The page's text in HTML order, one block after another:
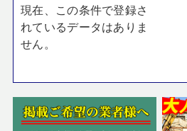
現在、この条件で登録さ
れているデータはありま
せん。